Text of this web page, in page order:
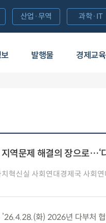
발행물 경제교육
산업·무역 과학·IT
역문제 해결의 장으로…‘
혁신실 사회연대경제국 사회
’26.4.28.(화) 2026년 다부처